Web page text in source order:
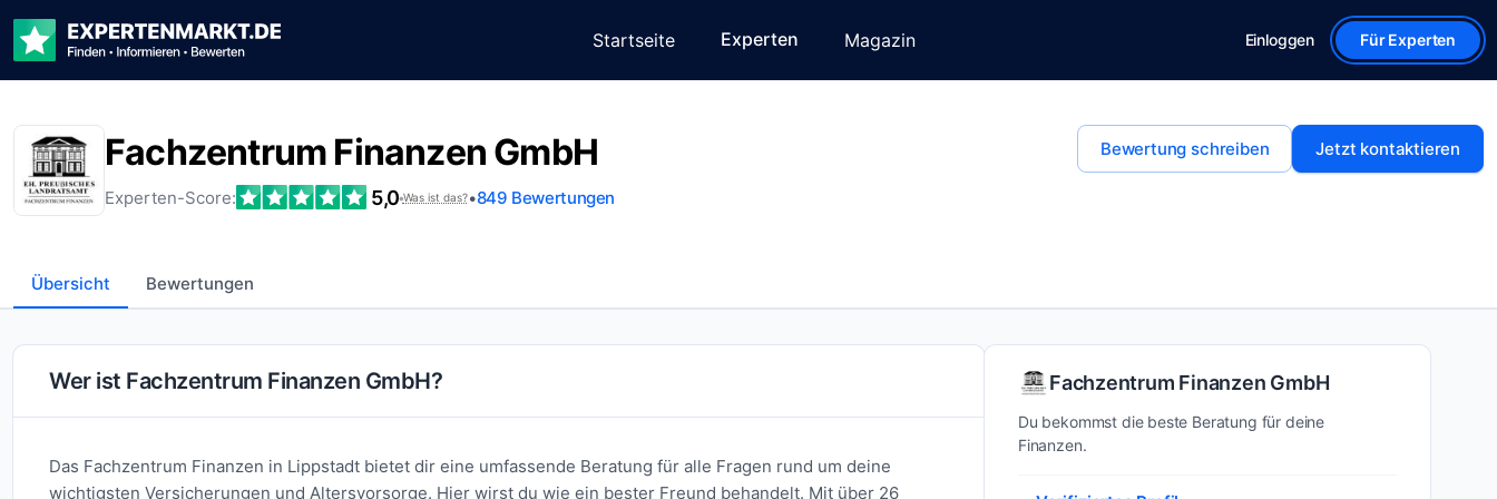
Startseite Experten Magazin Einloggen Für Experten
Fachzentrum Finanzen GmbH
Experten-Score: 5,0•Was ist das?•849 Bewertungen
Bewertung schreiben Jetzt kontaktieren
Übersicht Bewertungen
Wer ist Fachzentrum Finanzen GmbH?
Das Fachzentrum Finanzen in Lippstadt bietet dir eine umfassende Beratung für alle Fragen rund um deine
wichtigsten Versicherungen und Altersvorsorge. Hier wirst du wie ein bester Freund behandelt. Mit über 26
Fachzentrum Finanzen GmbH
Du bekommst die beste Beratung für deine
Finanzen.